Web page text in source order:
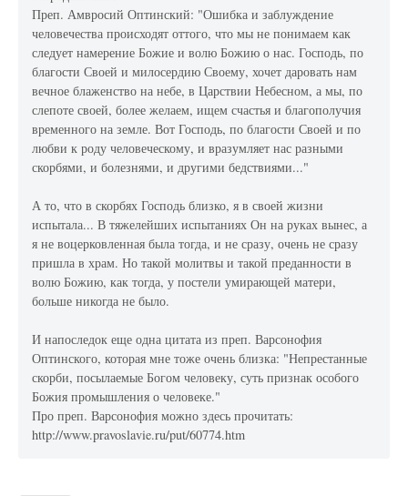
Преп. Амвросий Оптинский: "Ошибка и заблуждение
человечества происходят оттого, что мы не понимаем как
следует намерение Божие и волю Божию о нас. Господь, по
благости Своей и милосердию Своему, хочет даровать нам
вечное блаженство на небе, в Царствии Небесном, а мы, по
слепоте своей, более желаем, ищем счастья и благополучия
временного на земле. Вот Господь, по благости Своей и по
любви к роду человечес­кому, и вразумляет нас разными
скорбями, и болезнями, и другими бедствиями..."
А то, что в скорбях Господь близко, я в своей жизни
испытала... В тяжелейших испытаниях Он на руках вынес, а
я не воцерковленная была тогда, и не сразу, очень не сразу
пришла в храм. Но такой молитвы и такой преданности в
волю Божию, как тогда, у постели умирающей матери,
больше никогда не было.
И напоследок еще одна цитата из преп. Варсонофия
Оптинского, которая мне тоже очень близка: "Непрестанные
скорби, посылаемые Богом человеку, суть признак особого
Божия промышления о человеке."
Про преп. Варсонофия можно здесь прочитать:
http://www.pravoslavie.ru/put/60774.htm